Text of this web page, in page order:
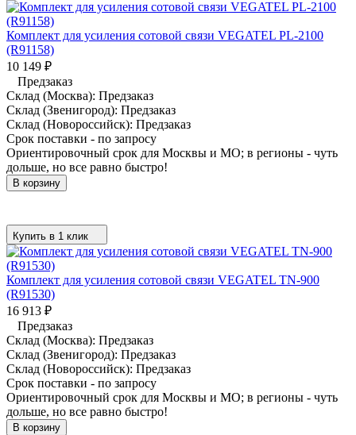
Комплект для усиления сотовой связи VEGATEL PL-2100
(R91158)
10 149 ₽
Предзаказ
Склад (Москва): Предзаказ
Склад (Звенигород): Предзаказ
Склад (Новороссийск): Предзаказ
Срок поставки - по запросу
Ориентировочный срок для Москвы и МО; в регионы - чуть
дольше, но все равно быстро!
В корзину
Купить в 1 клик
Комплект для усиления сотовой связи VEGATEL TN-900
(R91530)
16 913 ₽
Предзаказ
Склад (Москва): Предзаказ
Склад (Звенигород): Предзаказ
Склад (Новороссийск): Предзаказ
Срок поставки - по запросу
Ориентировочный срок для Москвы и МО; в регионы - чуть
дольше, но все равно быстро!
В корзину